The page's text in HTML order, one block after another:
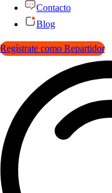
Contacto
Blog
Regístrate como Repartidor